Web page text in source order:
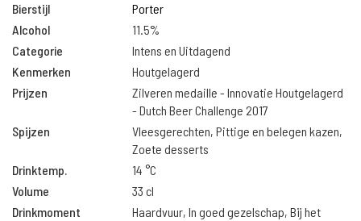
Bierstijl
Porter
Alcohol
11.5%
Categorie
Intens en Uitdagend
Kenmerken
Houtgelagerd
Prijzen
Zilveren medaille - Innovatie Houtgelagerd
- Dutch Beer Challenge 2017
Spijzen
Vleesgerechten, Pittige en belegen kazen,
Zoete desserts
Drinktemp.
14 °C
Volume
33 cl
Drinkmoment
Haardvuur, In goed gezelschap, Bij het